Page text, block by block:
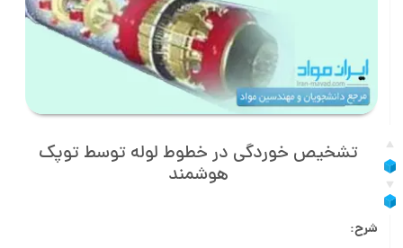
تشخیص خوردگی در خطوط لوله توسط توپک
هوشمند
شرح: